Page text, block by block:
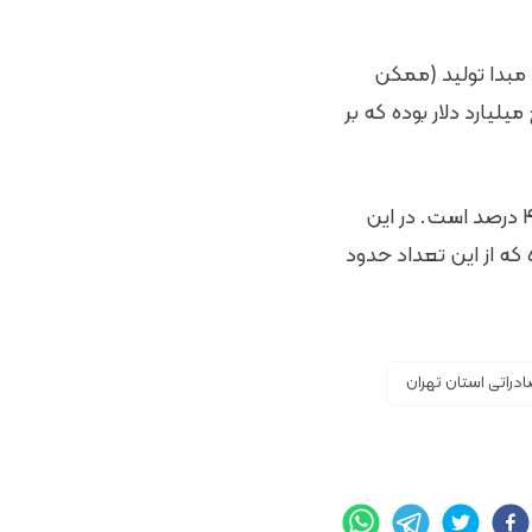
تولید (ممکن
دلار بوده که بر
همچنین در حال حاضر سهم کارت‌های بازرگانی فعال استان تهران از کل کشور حدود ۴۰ درصد است. در این
که از این تعداد حدود
استان تهران